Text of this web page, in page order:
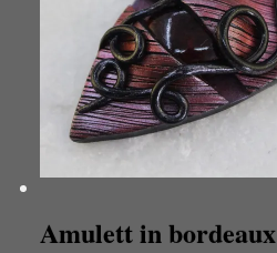
Amulett in bordeaux